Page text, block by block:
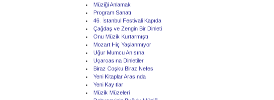
Müziği Anlamak
Program Sanatı
46. İstanbul Festivali Kapıda
Çağdaş ve Zengin Bir Dinleti
Onu Müzik Kurtarmıştı
Mozart Hiç Yaşlanmıyor
Uğur Mumcu Anısına
Uçarcasına Dinletiler
Biraz Coşku Biraz Nefes
Yeni Kitaplar Arasında
Yeni Kayıtlar
Müzik Müzeleri